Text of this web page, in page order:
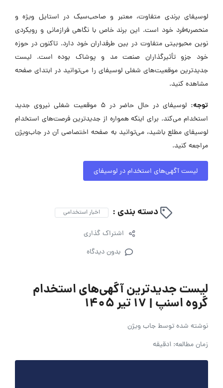
لوسیفای برندی متفاوت، معتبر و صاحب‌سبک در استایل ویژه و
منحصربه‌فرد خود است. این برند خاص با نگاهی فرازمانی و رویکردی
نوین محبوبیتی متفاوت در بین طرفداران خود دارد. تاکنون در حوزه
خود جزو تأثیرگذاران صنعت مد و پوشاک بوده است. لیست
جدیدترین موقعیت‌های شغلی لوسیفای را می‌توانید در ابتدای صفحه
مشاهده کنید.
توجه:
لوسیفای در حال حاضر در ۵ موقعیت شغلی نیروی جدید
استخدام می‌کند. برای اینکه همواره از جدیدترین فرصت‌های استخدام
لوسیفای مطلع باشید، می‌توانید به صفحه اختصاصی آن در جاب‌ویژن
مراجعه کنید.
لیست آگهی‌های استخدام در لوسیفای
دسته بندی : اخبار استخدامی
اشتراک گذاری
بدون دیدگاه
لیست جدیدترین آگهی‌های استخدام
گروه اسنپ | ۱۷ تیر ۱۴۰۵
نوشته شده توسطجاب ویژن
زمان مطالعه: 1دقیقه